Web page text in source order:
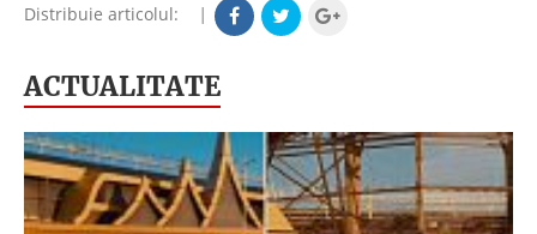
Distribuie articolul: |
ACTUALITATE